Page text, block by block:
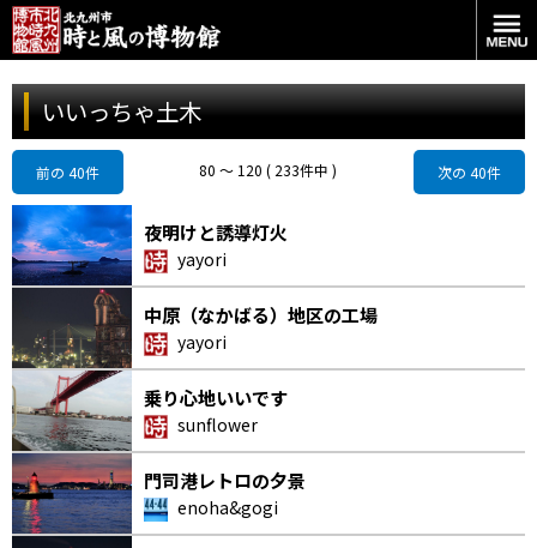
いいっちゃ土木
80 〜 120 ( 233件中 )
前の 40件 次の 40件
夜明けと誘導灯火
yayori
中原（なかばる）地区の工場
yayori
乗り心地いいです
sunflower
門司港レトロの夕景
enoha&gogi